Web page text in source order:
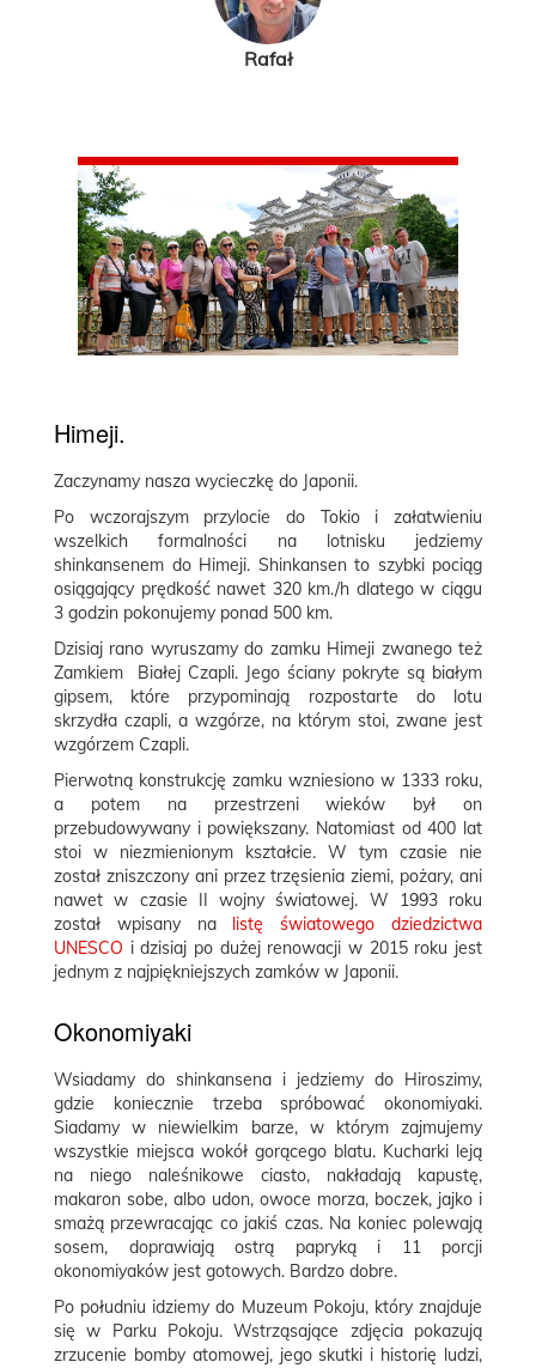
Rafał
Himeji.
Zaczynamy nasza wycieczkę do Japonii.
Po wczorajszym przylocie do Tokio i załatwieniu
wszelkich formalności na lotnisku jedziemy
shinkansenem do Himeji. Shinkansen to szybki pociąg
osiągający prędkość nawet 320 km./h dlatego w ciągu
3 godzin pokonujemy ponad 500 km.
Dzisiaj rano wyruszamy do zamku Himeji zwanego też
Zamkiem Białej Czapli. Jego ściany pokryte są białym
gipsem, które przypominają rozpostarte do lotu
skrzydła czapli, a wzgórze, na którym stoi, zwane jest
wzgórzem Czapli.
Pierwotną konstrukcję zamku wzniesiono w 1333 roku,
a potem na przestrzeni wieków był on
przebudowywany i powiększany. Natomiast od 400 lat
stoi w niezmienionym kształcie. W tym czasie nie
został zniszczony ani przez trzęsienia ziemi, pożary, ani
nawet w czasie II wojny światowej. W 1993 roku
został wpisany na listę światowego dziedzictwa
UNESCO i dzisiaj po dużej renowacji w 2015 roku jest
jednym z najpiękniejszych zamków w Japonii.
Okonomiyaki
Wsiadamy do shinkansena i jedziemy do Hiroszimy,
gdzie koniecznie trzeba spróbować okonomiyaki.
Siadamy w niewielkim barze, w którym zajmujemy
wszystkie miejsca wokół gorącego blatu. Kucharki leją
na niego naleśnikowe ciasto, nakładają kapustę,
makaron sobe, albo udon, owoce morza, boczek, jajko i
smażą przewracając co jakiś czas. Na koniec polewają
sosem, doprawiają ostrą papryką i 11 porcji
okonomiyaków jest gotowych. Bardzo dobre.
Po południu idziemy do Muzeum Pokoju, który znajduje
się w Parku Pokoju. Wstrząsające zdjęcia pokazują
zrzucenie bomby atomowej, jego skutki i historię ludzi,